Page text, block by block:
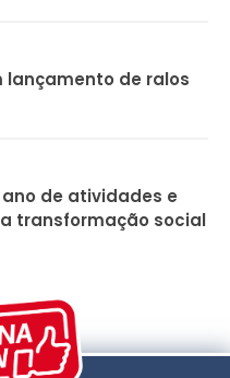
lançamento de ralos
de atividades e
transformação social